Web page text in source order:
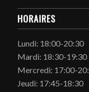
HORAIRES
Lundi: 18:00-20:30
Mardi: 18:30-19:30
Mercredi: 17:00-
Jeudi: